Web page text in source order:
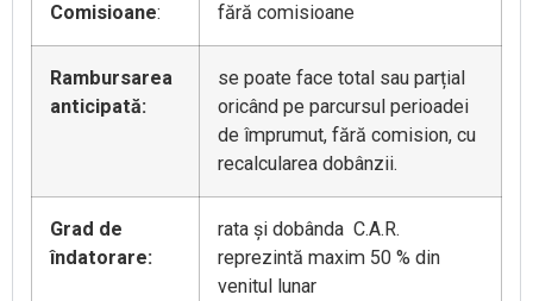
Comisioane: fără comisioane
Rambursarea
anticipată:
se poate face total sau parțial
oricând pe parcursul perioadei
de împrumut, fără comision, cu
recalcularea dobânzii.
Grad de
îndatorare:
rata și dobânda C.A.R.
reprezintă maxim 50 % din
venitul lunar